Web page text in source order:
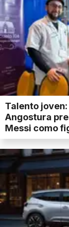
Talento
Angostura
Messi como